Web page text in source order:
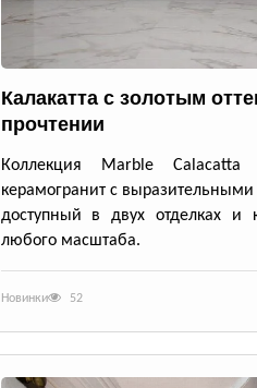
Калакатта с золотым
прочтении
Коллекция Marble
керамогранит с
доступный в двух отделках и
любого масштаба.
Новинки 52